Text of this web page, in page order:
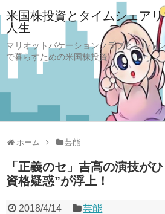
米国株投資とタイムシェア
人生
マリオットバケーションクラブとヒルト
で暮らすための米国株投資
ホーム 芸能
「正義のセ」吉高の演技が
資格疑惑”が浮上！
2018/4/14 芸能